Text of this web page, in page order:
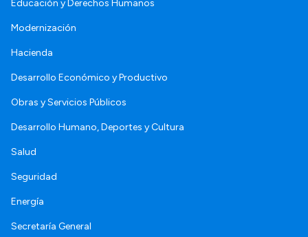
Educación y Derechos Humanos
Modernización
Hacienda
Desarrollo Económico y Productivo
Obras y Servicios Públicos
Desarrollo Humano, Deportes y Cultura
Salud
Seguridad
Energía
Secretaría General